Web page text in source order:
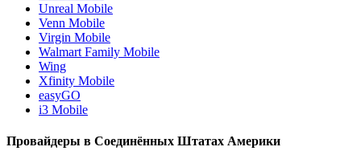
Unreal Mobile
Venn Mobile
Virgin Mobile
Walmart Family Mobile
Wing
Xfinity Mobile
easyGO
i3 Mobile
Провайдеры в Соединённых Штатах Америки